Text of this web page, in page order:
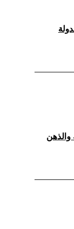
والذهن